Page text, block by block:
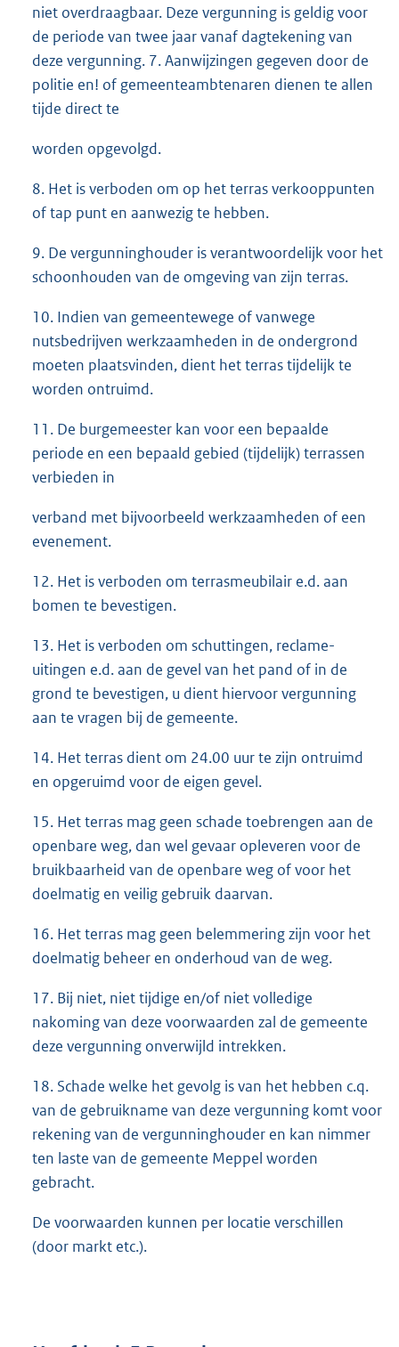
niet overdraagbaar. Deze vergunning is geldig voor
de periode van twee jaar vanaf dagtekening van
deze vergunning. 7. Aanwijzingen gegeven door de
politie en! of gemeenteambtenaren dienen te allen
tijde direct te
worden opgevolgd.
8. Het is verboden om op het terras verkooppunten
of tap punt en aanwezig te hebben.
9. De vergunninghouder is verantwoordelijk voor het
schoonhouden van de omgeving van zijn terras.
10. Indien van gemeentewege of vanwege
nutsbedrijven werkzaamheden in de ondergrond
moeten plaatsvinden, dient het terras tijdelijk te
worden ontruimd.
11. De burgemeester kan voor een bepaalde
periode en een bepaald gebied (tijdelijk) terrassen
verbieden in
verband met bijvoorbeeld werkzaamheden of een
evenement.
12. Het is verboden om terrasmeubilair e.d. aan
bomen te bevestigen.
13. Het is verboden om schuttingen, reclame-
uitingen e.d. aan de gevel van het pand of in de
grond te bevestigen, u dient hiervoor vergunning
aan te vragen bij de gemeente.
14. Het terras dient om 24.00 uur te zijn ontruimd
en opgeruimd voor de eigen gevel.
15. Het terras mag geen schade toebrengen aan de
openbare weg, dan wel gevaar opleveren voor de
bruikbaarheid van de openbare weg of voor het
doelmatig en veilig gebruik daarvan.
16. Het terras mag geen belemmering zijn voor het
doelmatig beheer en onderhoud van de weg.
17. Bij niet, niet tijdige en/of niet volledige
nakoming van deze voorwaarden zal de gemeente
deze vergunning onverwijld intrekken.
18. Schade welke het gevolg is van het hebben c.q.
van de gebruikname van deze vergunning komt voor
rekening van de vergunninghouder en kan nimmer
ten laste van de gemeente Meppel worden
gebracht.
De voorwaarden kunnen per locatie verschillen
(door markt etc.).